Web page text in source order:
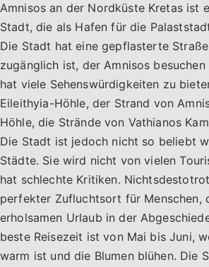
Amnisos an der Nordküste Kretas ist
Stadt, die als Hafen für die
Die Stadt hat eine gepflasterte
zugänglich ist, der Amnisos
hat viele Sehenswürdigkeiten zu
Eileithyia-Höhle, der Strand von
Höhle, die Strände von Vathianos
Die Stadt ist jedoch nicht so beliebt
Städte. Sie wird nicht von vielen
hat schlechte Kritiken.
perfekter Zufluchtsort für Menschen,
erholsamen Urlaub in der
beste Reisezeit ist von Mai bis Juni,
warm ist und die Blumen blühen. Die